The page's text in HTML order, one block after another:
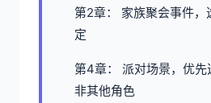
第2章： 家族聚会事件，
定
第4章： 派对场景，优先
非其他角色